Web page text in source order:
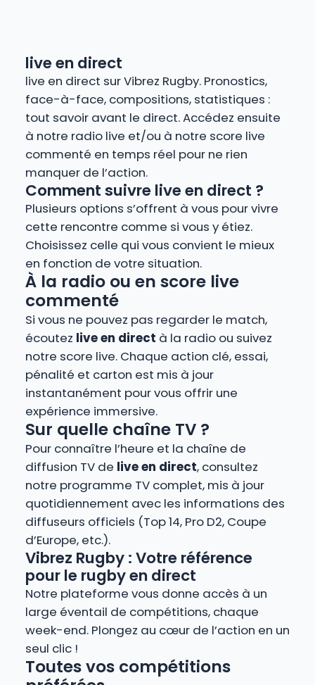
live en direct
live en direct sur Vibrez Rugby. Pronostics,
face-à-face, compositions, statistiques :
tout savoir avant le direct. Accédez ensuite
à notre radio live et/ou à notre score live
commenté en temps réel pour ne rien
manquer de l’action.
Comment suivre live en direct ?
Plusieurs options s’offrent à vous pour vivre
cette rencontre comme si vous y étiez.
Choisissez celle qui vous convient le mieux
en fonction de votre situation.
À la radio ou en score live
commenté
Si vous ne pouvez pas regarder le match,
écoutez live en direct à la radio ou suivez
notre score live. Chaque action clé, essai,
pénalité et carton est mis à jour
instantanément pour vous offrir une
expérience immersive.
Sur quelle chaîne TV ?
Pour connaître l’heure et la chaîne de
diffusion TV de live en direct, consultez
notre programme TV complet, mis à jour
quotidiennement avec les informations des
diffuseurs officiels (Top 14, Pro D2, Coupe
d’Europe, etc.).
Vibrez Rugby : Votre référence
pour le rugby en direct
Notre plateforme vous donne accès à un
large éventail de compétitions, chaque
week-end. Plongez au cœur de l’action en un
seul clic !
Toutes vos compétitions